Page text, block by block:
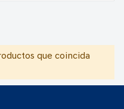
que coincida